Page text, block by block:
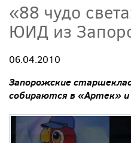
«88 чудо
ЮИД из
06.04.2010
Запорожские
собираются в «Артек» и